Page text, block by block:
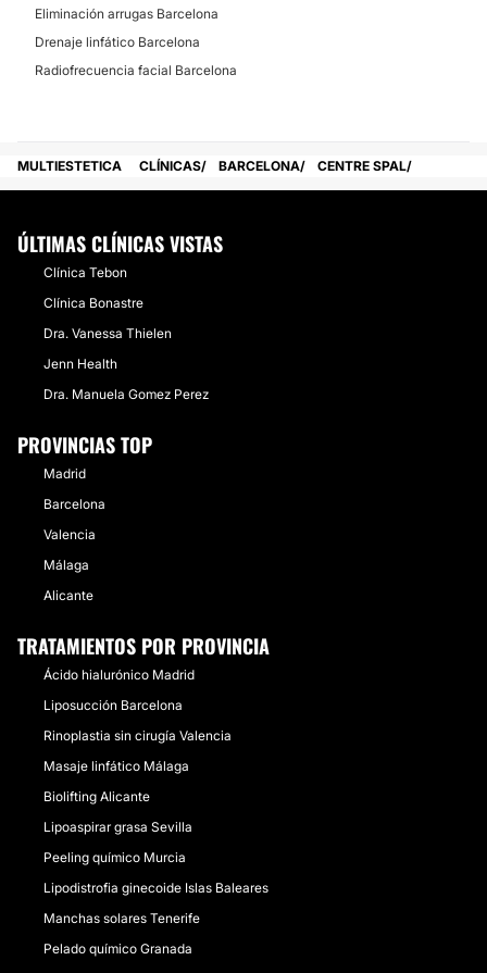
viernes. Centro adaptado para accesibilidad.
Posibilidad de videoconsulta:
No
No
Eliminación arrugas Barcelona
Drenaje linfático Barcelona
Radiofrecuencia facial Barcelona
MULTIESTETICA CLÍNICAS BARCELONA CENTRE SPAL
ÚLTIMAS CLÍNICAS VISTAS
Clínica Tebon
Clínica Bonastre
Dra. Vanessa Thielen
Jenn Health
Dra. Manuela Gomez Perez
PROVINCIAS TOP
Madrid
Barcelona
Valencia
Málaga
Alicante
TRATAMIENTOS POR PROVINCIA
Ácido hialurónico Madrid
Liposucción Barcelona
Rinoplastia sin cirugía Valencia
Masaje linfático Málaga
Biolifting Alicante
Lipoaspirar grasa Sevilla
Peeling químico Murcia
Lipodistrofia ginecoide Islas Baleares
Manchas solares Tenerife
Pelado químico Granada